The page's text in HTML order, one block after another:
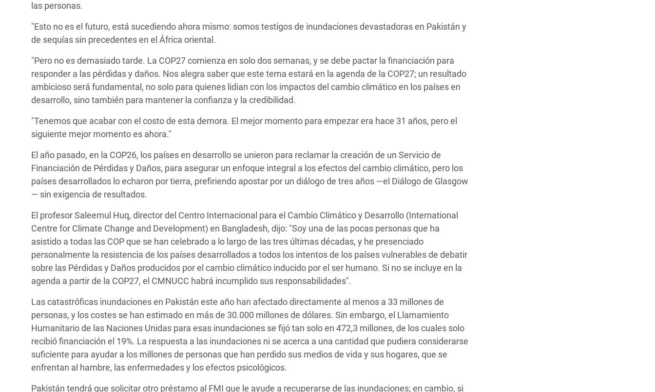
las personas.
"Esto no es el futuro, está sucediendo ahora mismo: somos testigos de inundaciones devastadoras en Pakistán y
de sequías sin precedentes en el África oriental.
"Pero no es demasiado tarde. La COP27 comienza en solo dos semanas, y se debe pactar la financiación para
responder a las pérdidas y daños. Nos alegra saber que este tema estará en la agenda de la COP27; un resultado
ambicioso será fundamental, no solo para quienes lidian con los impactos del cambio climático en los países en
desarrollo, sino también para mantener la confianza y la credibilidad.
"Tenemos que acabar con el costo de esta demora. El mejor momento para empezar era hace 31 años, pero el
siguiente mejor momento es ahora."
El año pasado, en la COP26, los países en desarrollo se unieron para reclamar la creación de un Servicio de
Financiación de Pérdidas y Daños, para asegurar un enfoque integral a los efectos del cambio climático, pero los
países desarrollados lo echaron por tierra, prefiriendo apostar por un diálogo de tres años —el Diálogo de Glasgow
— sin exigencia de resultados.
El profesor Saleemul Huq, director del Centro Internacional para el Cambio Climático y Desarrollo (International
Centre for Climate Change and Development) en Bangladesh, dijo: "Soy una de las pocas personas que ha
asistido a todas las COP que se han celebrado a lo largo de las tres últimas décadas, y he presenciado
personalmente la resistencia de los países desarrollados a todos los intentos de los países vulnerables de debatir
sobre las Pérdidas y Daños producidos por el cambio climático inducido por el ser humano. Si no se incluye en la
agenda a partir de la COP27, el CMNUCC habrá incumplido sus responsabilidades".
Las catastróficas inundaciones en Pakistán este año han afectado directamente al menos a 33 millones de
personas, y los costes se han estimado en más de 30.000 millones de dólares. Sin embargo, el Llamamiento
Humanitario de las Naciones Unidas para esas inundaciones se fijó tan solo en 472,3 millones, de los cuales solo
recibió financiación el 19%. La respuesta a las inundaciones ni se acerca a una cantidad que pudiera considerarse
suficiente para ayudar a los millones de personas que han perdido sus medios de vida y sus hogares, que se
enfrentan al hambre, las enfermedades y los efectos psicológicos.
Pakistán tendrá que solicitar otro préstamo al FMI que le ayude a recuperarse de las inundaciones; en cambio, si